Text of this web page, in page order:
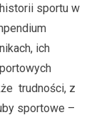
sportu w
ich
trudności, z
sportowe –